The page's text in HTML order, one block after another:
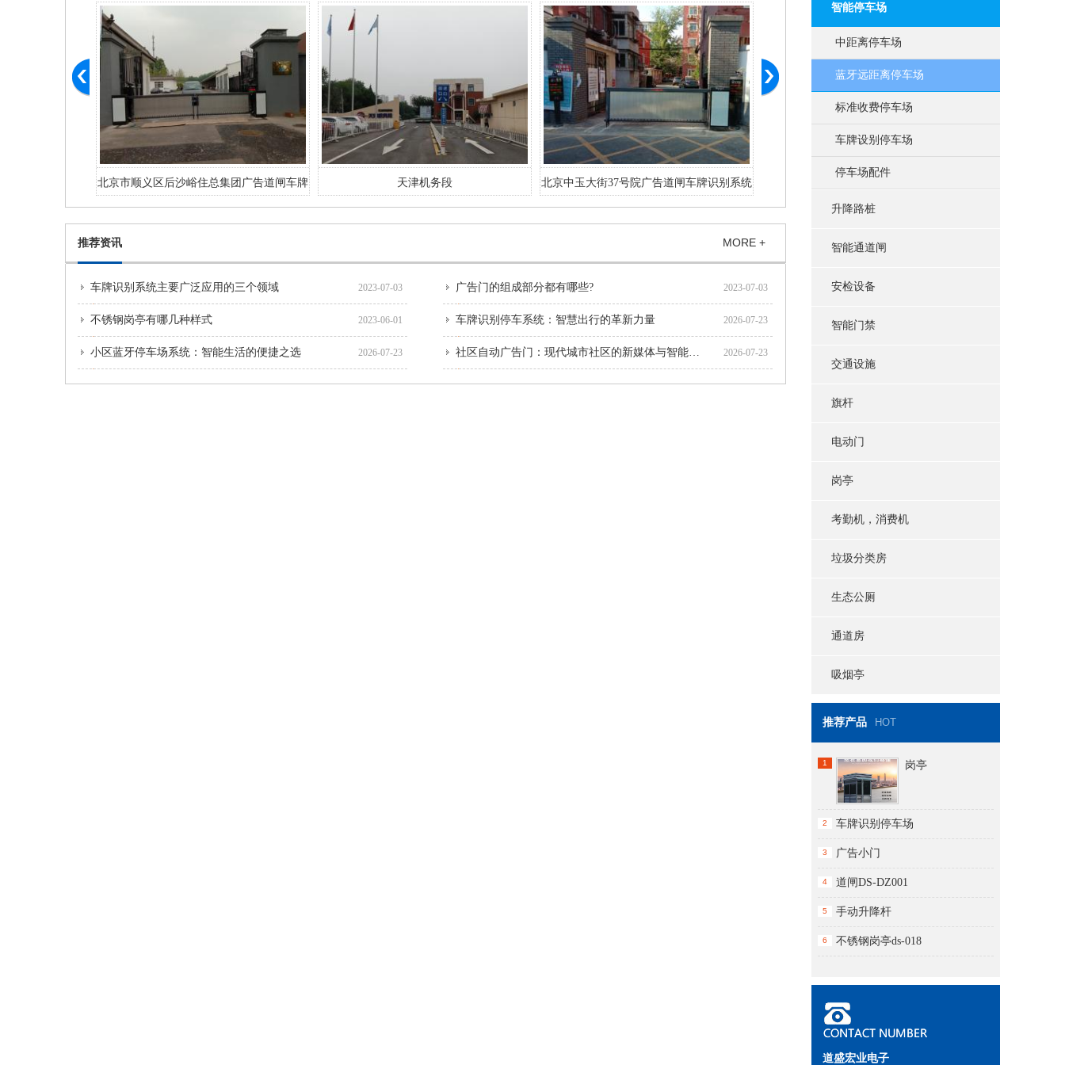
天津机务段 北京中玉大街37号院广告道闸车牌识别系统
北京顺义李天路东圣文化生态园电动平移门
完工
场系统
推荐资讯 MORE +
车牌识别系统主要广泛应用的三个领域 2023-07-03 广告门的组成部分都有哪些? 2023-07-03
不锈钢岗亭有哪几种样式 2023-06-01 车牌识别停车系统：智慧出行的革新力量 2026-07-23
小区蓝牙停车场系统：智能生活的便捷之选 2026-07-23 社区自动广告门：现代城市社区的新媒体与智能门禁解决方案 2026-07-23
智能停车场
中距离停车场
蓝牙远距离停车场
标准收费停车场
车牌设别停车场
停车场配件
升降路桩
智能通道闸
安检设备
智能门禁
交通设施
旗杆
电动门
岗亭
考勤机，消费机
垃圾分类房
生态公厕
通道房
吸烟亭
推荐产品 HOT
1 岗亭
2 车牌识别停车场
3 广告小门
4 道闸DS-DZ001
5 手动升降杆
6 不锈钢岗亭ds-018
道盛宏业电子